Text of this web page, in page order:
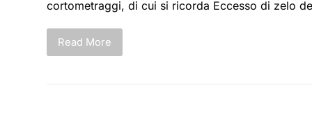
cortometraggi, di cui si ricorda Eccesso di zelo
Read More